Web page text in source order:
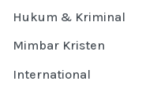
Hukum & Kriminal
Mimbar Kristen
International